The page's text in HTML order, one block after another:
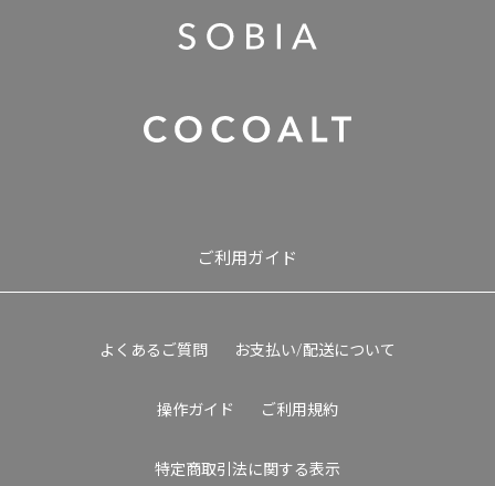
ご利用ガイド
よくあるご質問 お支払い/配送について
操作ガイド ご利用規約
特定商取引法に関する表示